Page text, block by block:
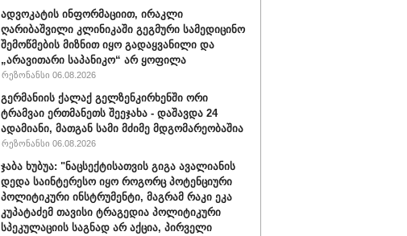
ადვოკატის ინფორმაციით, ირაკლი
ღარიბაშვილი კლინიკაში გეგმური სამედიცინო
შემოწმების მიზნით იყო გადაყვანილი და
„არავითარი საპანიკო“ არ ყოფილა
რეზონანსი 06.08.2026
გერმანიის ქალაქ გელზენკირხენში ორი
ტრამვაი ერთმანეთს შეეჯახა - დაშავდა 24
ადამიანი, მათგან სამი მძიმე მდგომარეობაშია
რეზონანსი 06.08.2026
ჯაბა ხუბუა: "ნაცსექტისათვის გიგა ავალიანის
დედა საინტერესო იყო როგორც პოტენციური
პოლიტიკური ინსტრუმენტი, მაგრამ რაკი ეკა
კუპატაძემ თავისი ტრაგედია პოლიტიკური
სპეკულაციის საგნად არ აქცია, პირველი